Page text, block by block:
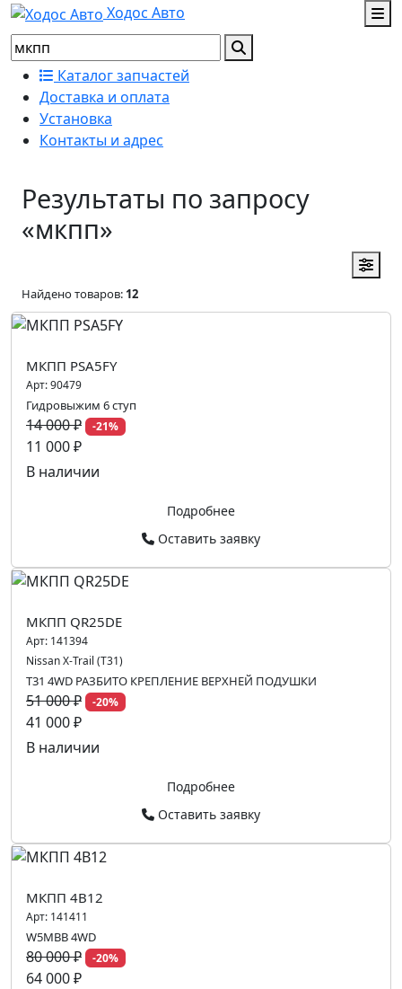
Ходос Авто
Каталог запчастей
Доставка и оплата
Установка
Контакты и адрес
Результаты по запросу
«мкпп»
Найдено товаров: 12
МКПП PSA5FY
Арт:90479
Гидровыжим 6 ступ
14 000 ₽ -21%
11 000 ₽
В наличии
Подробнее
Оставить заявку
МКПП QR25DE
Арт: 141394
Nissan X-Trail (T31)
T31 4WD РАЗБИТО КРЕПЛЕНИЕ ВЕРХНЕЙ ПОДУШКИ
51 000 ₽ -20%
41 000 ₽
В наличии
Подробнее
Оставить заявку
МКПП 4B12
Арт: 141411
W5MBB 4WD
80 000 ₽ -20%
64 000 ₽